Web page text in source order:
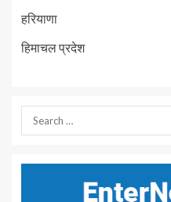
हरियाणा
हिमाचल प्रदेश